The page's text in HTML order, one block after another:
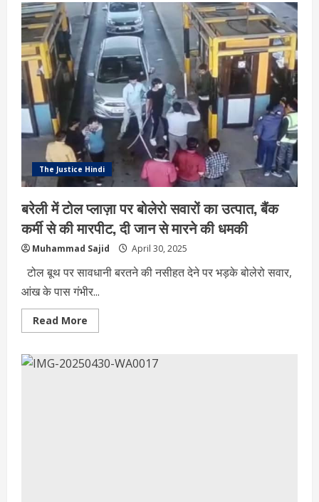
ए-
ताजुश्शरिया
के
मौके
पर
111
छात्रों
को
NEET
और
इंजीनियरिंग
की
मुफ्त
कोचिंग,
फरमान
मियाँ
का
बड़ा
ऐलान
The Justice Hindi
बरेली में टोल प्लाज़ा पर बोलेरो सवारों का उत्पात, बैंक
कर्मी से की मारपीट, दी जान से मारने की धमकी
Muhammad Sajid April 30, 2025
टोल बूथ पर सावधानी बरतने की नसीहत देने पर भड़के बोलेरो सवार,
आंख के पास गंभीर...
Read More
more
में
टोल